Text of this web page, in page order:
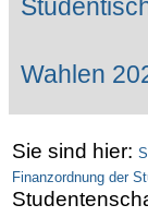
Wahlen
Sie sind hier:
Finanzordnung der